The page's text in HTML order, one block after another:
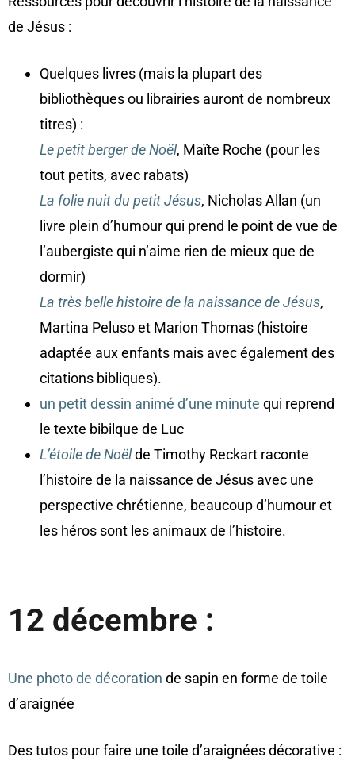
de Jésus :
Quelques livres (mais la plupart des
bibliothèques ou librairies auront de nombreux
titres) :
Le petit berger de Noël, Maïte Roche (pour les
tout petits, avec rabats)
La folie nuit du petit Jésus, Nicholas Allan (un
livre plein d’humour qui prend le point de vue de
l’aubergiste qui n’aime rien de mieux que de
dormir)
La très belle histoire de la naissance de Jésus,
Martina Peluso et Marion Thomas (histoire
adaptée aux enfants mais avec également des
citations bibliques).
un petit dessin animé d’une minute qui reprend
le texte bibilque de Luc
L’étoile de Noëlde Timothy Reckart raconte
l’histoire de la naissance de Jésus avec une
perspective chrétienne, beaucoup d’humour et
les héros sont les animaux de l’histoire.
12 décembre :
Une photo de décoration de sapin en forme de toile
d’araignée
Des tutos pour faire une toile d’araignées décorative :